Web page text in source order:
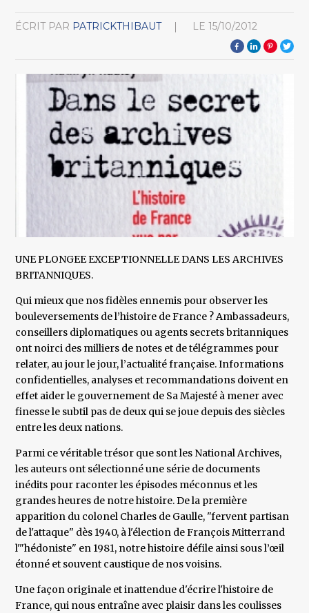
ÉCRIT PAR PATRICKTHIBAUT LE 15/10/2012
UNE PLONGEE EXCEPTIONNELLE DANS LES ARCHIVES
BRITANNIQUES.
Qui mieux que nos fidèles ennemis pour observer les
bouleversements de l’histoire de France ? Ambassadeurs,
conseillers diplomatiques ou agents secrets britanniques
ont noirci des milliers de notes et de télégrammes pour
relater, au jour le jour, l’actualité française. Informations
confidentielles, analyses et recommandations doivent en
effet aider le gouvernement de Sa Majesté à mener avec
finesse le subtil pas de deux qui se joue depuis des siècles
entre les deux nations.
Parmi ce véritable trésor que sont les National Archives,
les auteurs ont sélectionné une série de documents
inédits pour raconter les épisodes méconnus et les
grandes heures de notre histoire. De la première
apparition du colonel Charles de Gaulle, "fervent partisan
de l'attaque" dès 1940, à l'élection de François Mitterrand
l'"hédoniste" en 1981, notre histoire défile ainsi sous l’œil
étonné et souvent caustique de nos voisins.
Une façon originale et inattendue d'écrire l'histoire de
France, qui nous entraîne avec plaisir dans les coulisses